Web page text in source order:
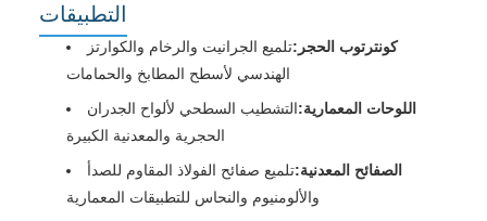
التطبيقات
كونترتوب الحجر:تلميع الجرانيت والرخام والكوارتز
الهندسي لأسطح المطابخ والحمامات
اللوحات المعمارية:التشطيب السطحي لألواح الجدران
الحجرية والمعدنية الكبيرة
الصفائح المعدنية:تلميع صفائح الفولاذ المقاوم للصدأ
والألومنيوم والنحاس للتطبيقات المعمارية